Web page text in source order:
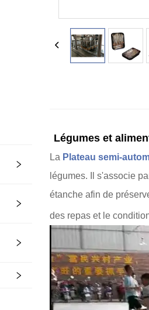
Légumes et
La Plateau semi-
légumes. Il s'associe
étanche afin de
des repas et le